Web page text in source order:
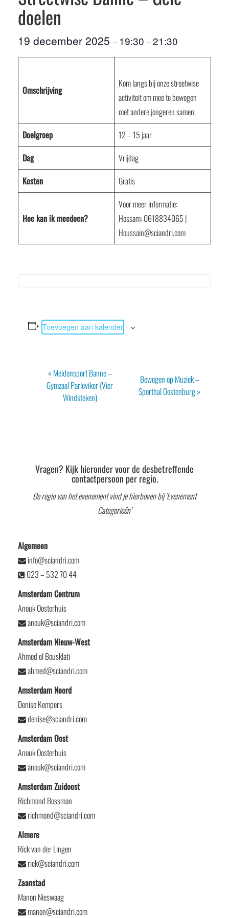
doelen
19 december 2025 – 19:30 –21:30
Omschrijving
Kom langs bij onze streetwise
activiteit om mee te bewegen
met andere jongeren samen.
Doelgroep
12 – 15 jaar
Dag
Vrijdag
Kosten
Gratis
Hoe kan ik meedoen?
Voor meer informatie:
Hossam: 0618834065 |
Houssain@sciandri.com
Toevoegen aan kalender
Evenement
Navigatie
« Meidensport Banne –
Gymzaal Parleviker (Vier
Windsteken)
Bewegen op Muziek –
Sporthal Oostenburg»
Vragen? Kijk hieronder voor de desbetreffende
contactpersoon per regio.
De regio van het evenement vind je hierboven bij ‘Evenement
Categorieën’
Algemeen
info@sciandri.com
023 – 532 70 44
Amsterdam Centrum
Anouk Oosterhuis
anouk@sciandri.com
Amsterdam Nieuw-West
Ahmed el Bousklati
ahmed@sciandri.com
Amsterdam Noord
Denise Kempers
denise@sciandri.com
Amsterdam Oost
Anouk Oosterhuis
anouk@sciandri.com
Amsterdam Zuidoost
Richmond Bossman
richmond@sciandri.com
Almere
Rick van der Lingen
rick@sciandri.com
Zaanstad
Manon Nieswaag
manon@sciandri.com